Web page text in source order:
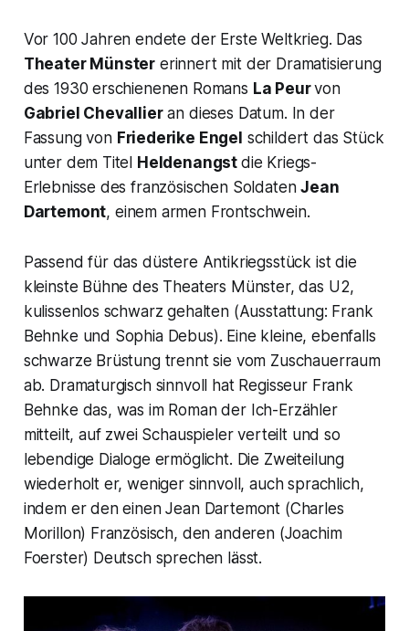
Vor 100 Jahren endete der Erste Weltkrieg. Das
Theater Münster erinnert mit der Dramatisierung
des 1930 erschienenen Romans La Peurvon
Gabriel Chevallieran dieses Datum. In der
Fassung von Friederike Engel schildert das Stück
unter dem Titel
Heldenangst die Kriegs-
Erlebnisse des französischen SoldatenJean
Dartemont, einem armen Frontschwein.
Passend für das düstere Antikriegsstück ist die
kleinste Bühne des Theaters Münster, das U2,
kulissenlos schwarz gehalten (Ausstattung: Frank
Behnke und Sophia Debus). Eine kleine, ebenfalls
schwarze Brüstung trennt sie vom Zuschauerraum
ab. Dramaturgisch sinnvoll hat Regisseur Frank
Behnke das, was im Roman der Ich-Erzähler
mitteilt, auf zwei Schauspieler verteilt und so
lebendige Dialoge ermöglicht. Die Zweiteilung
wiederholt er, weniger sinnvoll, auch sprachlich,
indem er den einen Jean Dartemont (Charles
Morillon) Französisch, den anderen (Joachim
Foerster) Deutsch sprechen lässt.